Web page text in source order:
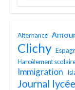
Alternance
Clichy
Harcèlement
Immigration
Journal